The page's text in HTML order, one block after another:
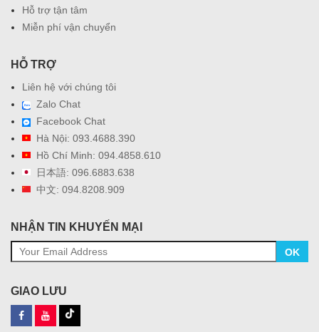
Hỗ trợ tận tâm
Miễn phí vận chuyển
HỖ TRỢ
Liên hệ với chúng tôi
Zalo Chat
Facebook Chat
Hà Nội: 093.4688.390
Hồ Chí Minh: 094.4858.610
日本語: 096.6883.638
中文: 094.8208.909
NHẬN TIN KHUYẾN MẠI
OK
GIAO LƯU